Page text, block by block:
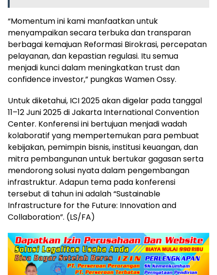
“Momentum ini kami manfaatkan untuk
menyampaikan secara terbuka dan transparan
berbagai kemajuan Reformasi Birokrasi, percepatan
pelayanan, dan kepastian regulasi. Itu semua
menjadi kunci dalam meningkatkan trust dan
confidence investor,” pungkas Wamen Ossy.
Untuk diketahui, ICI 2025 akan digelar pada tanggal
11–12 Juni 2025 di Jakarta International Convention
Center. Konferensi ini bertujuan menjadi wadah
kolaboratif yang mempertemukan para pembuat
kebijakan, pemimpin bisnis, institusi keuangan, dan
mitra pembangunan untuk bertukar gagasan serta
mendorong solusi nyata dalam pengembangan
infrastruktur. Adapun tema pada konferensi
tersebut di tahun ini adalah “Sustainable
Infrastructure for the Future: Innovation and
Collaboration”. (LS/FA)